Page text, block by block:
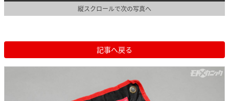
縦スクロールで次の写真へ
記事へ戻る